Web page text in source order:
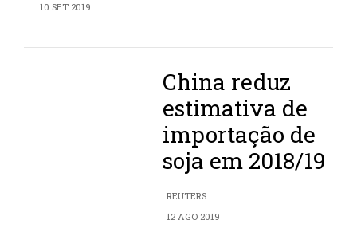
10 SET 2019
China reduz
estimativa de
importação de
soja em 2018/19
REUTERS
12 AGO 2019